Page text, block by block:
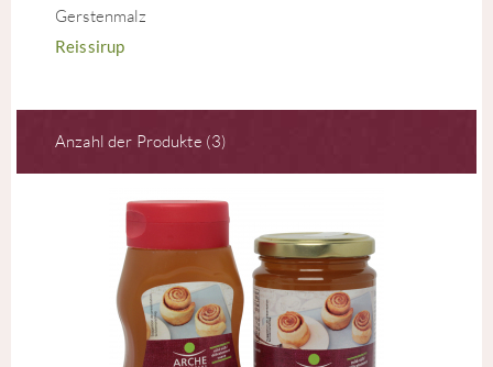
Gerstenmalz
Reissirup
Anzahl der Produkte (3)